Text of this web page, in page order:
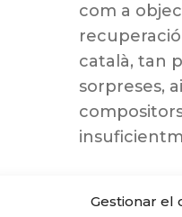
Gestionar el
com a
català, tan
sorpreses,
compositors